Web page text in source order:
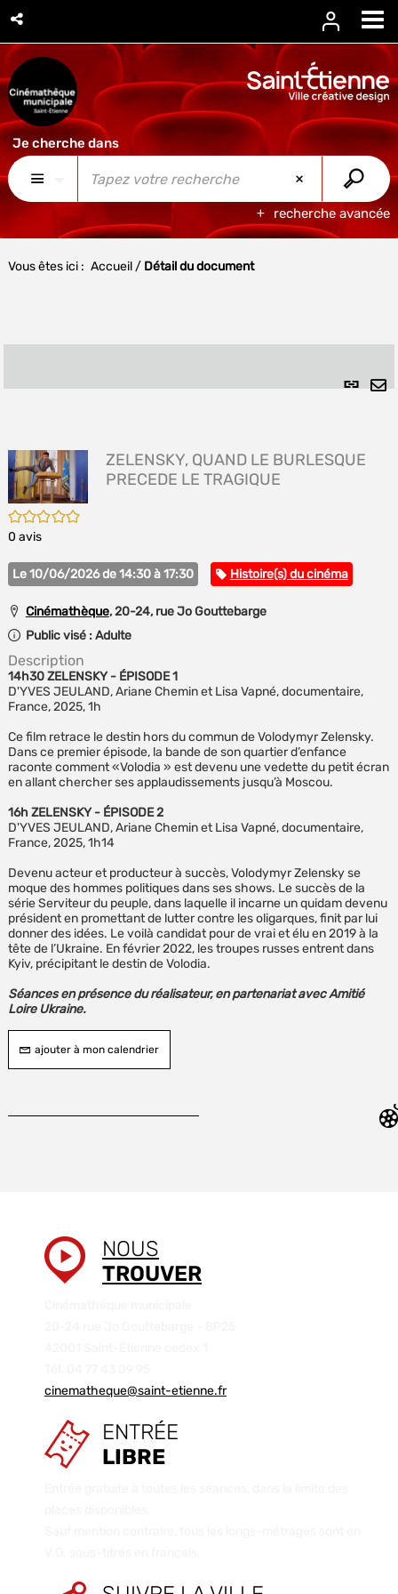
recherche avancée
Vous êtes ici : Accueil/ Détail du document
Lien
/5
0 avis
ZELENSKY, QUAND LE BURLESQUE
PRECEDE LE TRAGIQUE
Le 10/06/2026 de 14:30 à 17:30 Catégorie
Histoire(s) du cinéma
Cinémathèque, 20-24, rue Jo Gouttebarge
Public visé :Adulte
Description
14h30 ZELENSKY - ÉPISODE 1
D'YVES JEULAND, Ariane Chemin et Lisa Vapné, documentaire,
France, 2025, 1h
Ce film retrace le destin hors du commun de Volodymyr Zelensky.
Dans ce premier épisode, la bande de son quartier d’enfance
raconte comment «Volodia » est devenu une vedette du petit écran
en allant chercher ses applaudissements jusqu’à Moscou.
16h ZELENSKY - ÉPISODE 2
D'YVES JEULAND, Ariane Chemin et Lisa Vapné, documentaire,
France, 2025, 1h14
Devenu acteur et producteur à succès, Volodymyr Zelensky se
moque des hommes politiques dans ses shows. Le succès de la
série Serviteur du peuple, dans laquelle il incarne un quidam devenu
président en promettant de lutter contre les oligarques, finit par lui
donner des idées. Le voilà candidat pour de vrai et élu en 2019 à la
tête de l’Ukraine. En février 2022, les troupes russes entrent dans
Kyiv, précipitant le destin de Volodia.
Séances en présence du réalisateur, en partenariat avec Amitié
Loire Ukraine.
ajouter à mon calendrier
NOUS
TROUVER
cinematheque@saint-etienne.fr
ENTRÉE
LIBRE